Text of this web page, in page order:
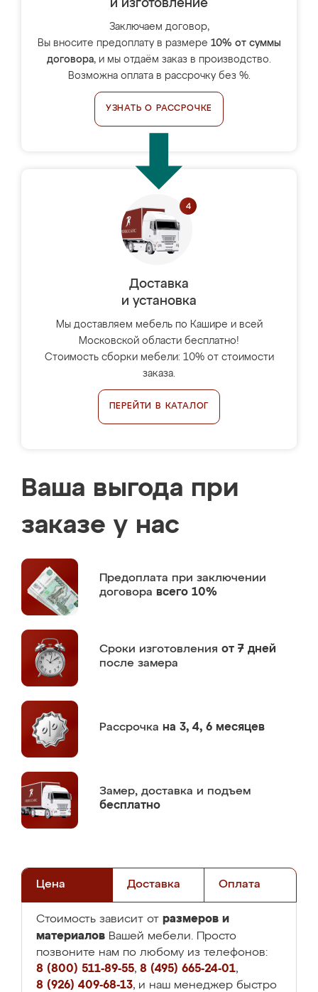
и изготовление
Заключаем договор,
Вы вносите предоплату в размере 10% от суммы
договора, и мы отдаём заказ в производство.
Возможна оплата в рассрочку без %.
УЗНАТЬ О РАССРОЧКЕ
Доставка
и установка
Мы доставляем мебель по Кашире и всей
Московской области бесплатно!
Стоимость сборки мебели: 10% от стоимости
заказа.
ПЕРЕЙТИ В КАТАЛОГ
Ваша выгода при
заказе у нас
Предоплата при заключении
договора всего 10%
Сроки изготовления от 7 дней
после замера
Рассрочка на 3, 4, 6 месяцев
Замер, доставка и подъем
бесплатно
Цена Доставка Оплата
Стоимость зависит от размеров и
материалов Вашей мебели. Просто
позвоните нам по любому из телефонов:
8 (800) 511-89-55, 8 (495) 665-24-01,
8 (926) 409-68-13, и наш менеджер быстро